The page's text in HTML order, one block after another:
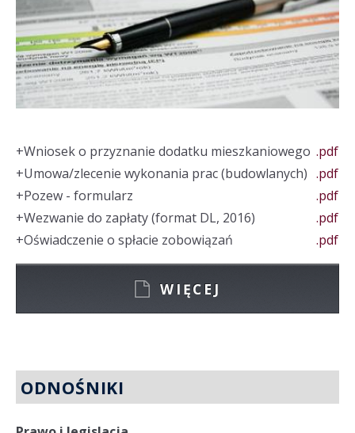
+Wniosek o przyznanie dodatku mieszkaniowego .pdf
+Umowa/zlecenie wykonania prac (budowlanych) .pdf
+Pozew - formularz
.pdf
+Wezwanie do zapłaty (format DL, 2016)
.pdf
+Oświadczenie o spłacie zobowiązań .pdf
WIĘCEJ
ODNOŚNIKI